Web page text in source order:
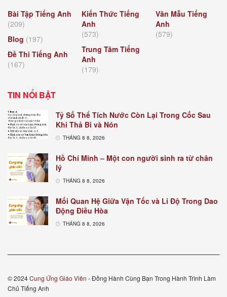
Bài Tập Tiếng Anh
(209)
Blog (197)
Đề Thi Tiếng Anh
(167)
Kiến Thức Tiếng
Anh
(573)
Trung Tâm Tiếng
Anh
(179)
Văn Mẫu Tiếng
Anh
(579)
TIN NỔI BẬT
Tỷ Số Thể Tích Nước Còn Lại Trong Cốc Sau
Khi Thả Bi và Nón
THÁNG 8 8, 2026
Hồ Chí Minh – Một con người sinh ra từ chân
lý
THÁNG 8 8, 2026
Mối Quan Hệ Giữa Vận Tốc và Li Độ Trong Dao
Động Điều Hòa
THÁNG 8 8, 2026
© 2024Cung Ứng Giáo Viên - Đồng Hành Cùng Bạn Trong Hành Trình Làm
Chủ Tiếng Anh